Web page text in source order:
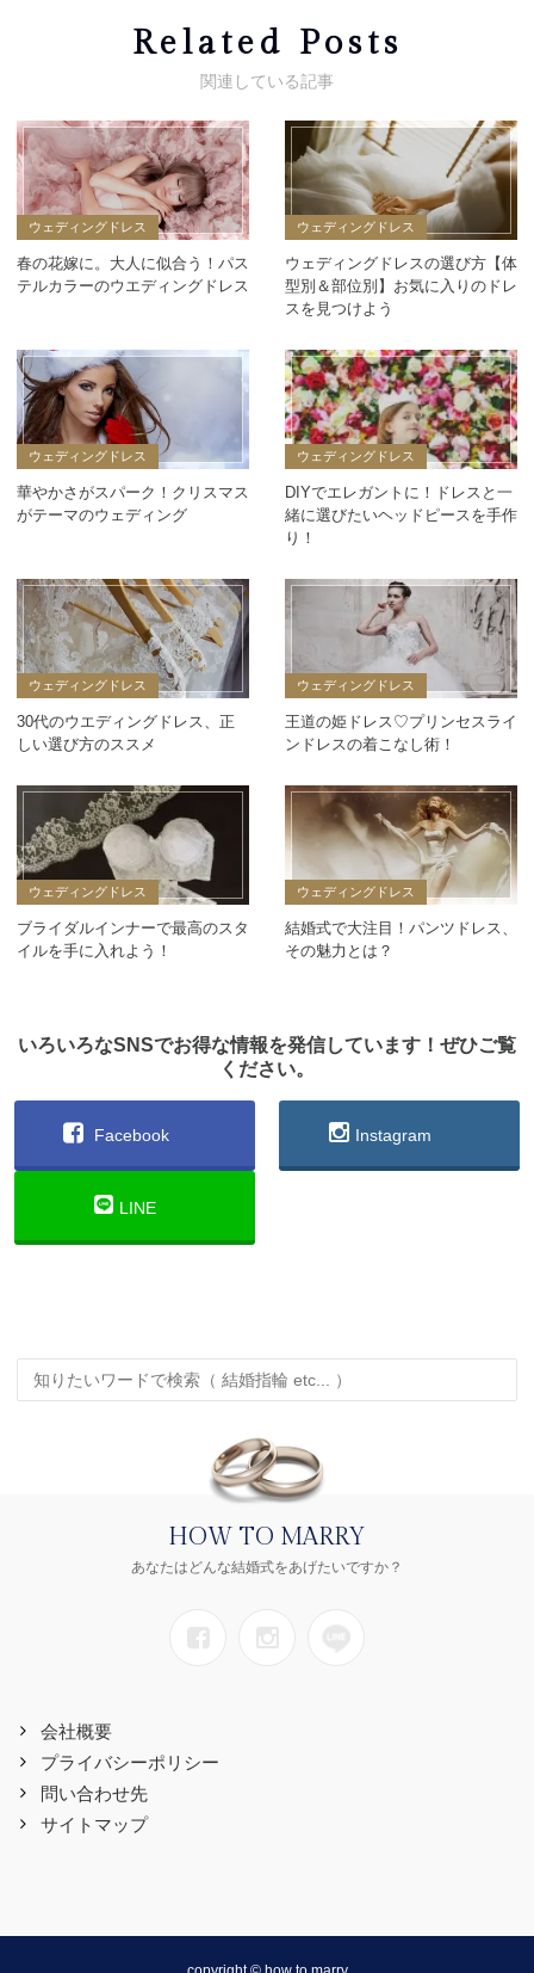
Related Posts
ウェディングドレス
春の花嫁に。大人に似合う！パス
テルカラーのウエディングドレス
ウェディングドレス
ウェディングドレスの選び方【体
型別＆部位別】お気に入りのドレ
スを見つけよう
ウェディングドレス
華やかさがスパーク！クリスマス
がテーマのウェディング
ウェディングドレス
DIYでエレガントに！ドレスと一
緒に選びたいヘッドピースを手作
り！
ウェディングドレス
30代のウエディングドレス、正
しい選び方のススメ
ウェディングドレス
王道の姫ドレス♡プリンセスライ
ンドレスの着こなし術！
ウェディングドレス
ブライダルインナーで最高のスタ
イルを手に入れよう！
ウェディングドレス
結婚式で大注目！パンツドレス、
その魅力とは？
いろいろなSNSでお得な情報を発信しています！ぜひご覧
ください。
Facebook Instagram
LINE
HOW TO MARRY
あなたはどんな結婚式をあげたいですか？
会社概要
プライバシーポリシー
問い合わせ先
サイトマップ